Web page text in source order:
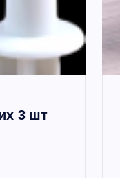
форма для
ячеек,
3 шт